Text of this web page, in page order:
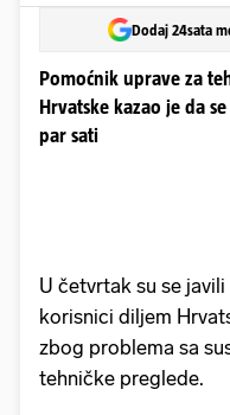
Dodaj 24sata
Pomoćnik uprave za
Hrvatske kazao je da
par sati
U četvrtak su se
korisnici diljem
zbog problema sa
tehničke preglede.